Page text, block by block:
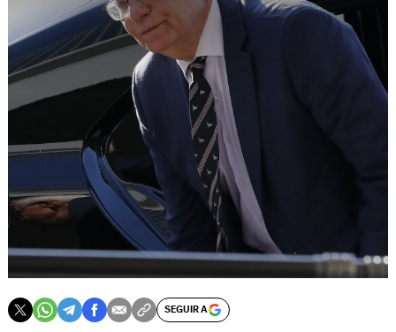
SEGUIR A